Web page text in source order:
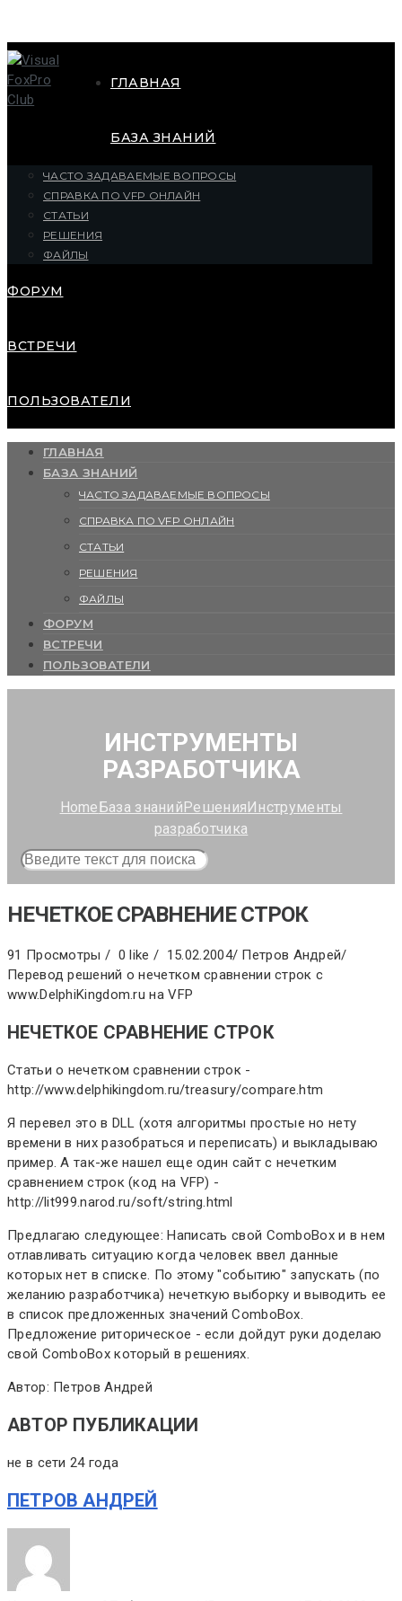
ГЛАВНАЯ
БАЗА ЗНАНИЙ
ЧАСТО ЗАДАВАЕМЫЕ ВОПРОСЫ
СПРАВКА ПО VFP ОНЛАЙН
СТАТЬИ
РЕШЕНИЯ
ФАЙЛЫ
ФОРУМ
ВСТРЕЧИ
ПОЛЬЗОВАТЕЛИ
ГЛАВНАЯ
БАЗА ЗНАНИЙ
ЧАСТО ЗАДАВАЕМЫЕ ВОПРОСЫ
СПРАВКА ПО VFP ОНЛАЙН
СТАТЬИ
РЕШЕНИЯ
ФАЙЛЫ
ФОРУМ
ВСТРЕЧИ
ПОЛЬЗОВАТЕЛИ
ИНСТРУМЕНТЫ
РАЗРАБОТЧИКА
HomeБаза знанийРешенияИнструменты
разработчика
НЕЧЕТКОЕ СРАВНЕНИЕ СТРОК
91 Просмотры / 0 like / 15.02.2004/ Петров Андрей/
Перевод решений о нечетком сравнении строк с
www.DelphiKingdom.ru на VFP
НЕЧЕТКОЕ СРАВНЕНИЕ СТРОК
Статьи о нечетком сравнении строк -
http://www.delphikingdom.ru/treasury/compare.htm
Я перевел это в DLL (хотя алгоритмы простые но нету
времени в них разобраться и переписать) и выкладываю
пример. А так-же нашел еще один сайт с нечетким
сравнением строк (код на VFP) -
http://lit999.narod.ru/soft/string.html
Предлагаю следующее: Написать свой ComboBox и в нем
отлавливать ситуацию когда человек ввел данные
которых нет в списке. По этому "событию" запускать (по
желанию разработчика) нечеткую выборку и выводить ее
в список предложенных значений ComboBox.
Предложение риторическое - если дойдут руки доделаю
свой ComboBox который в решениях.
Автор: Петров Андрей
АВТОР ПУБЛИКАЦИИ
не в сети 24 года
ПЕТРОВ АНДРЕЙ